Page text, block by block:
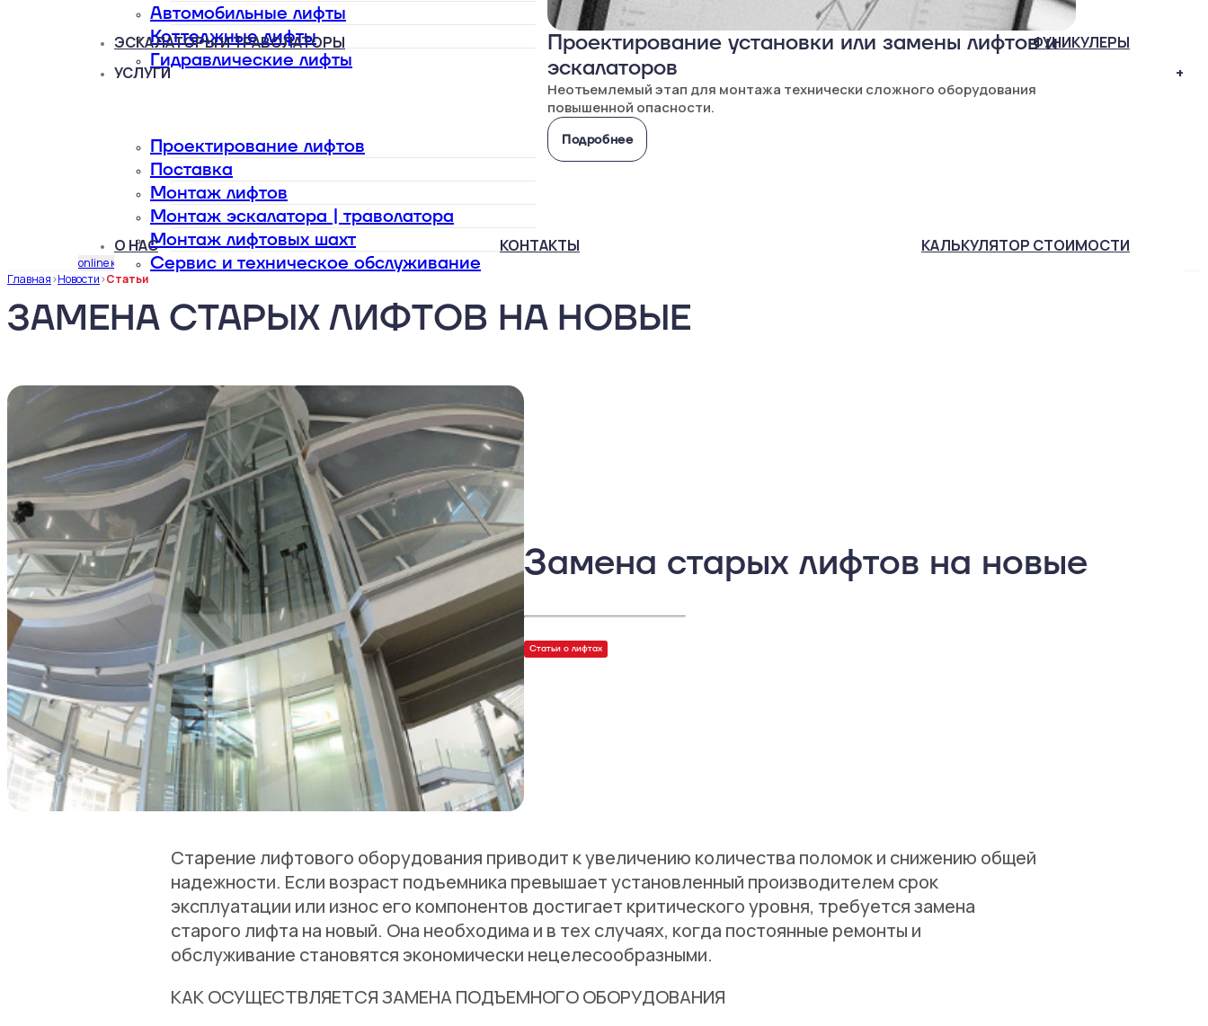
Проектирование установки или замены лифтов и
эскалаторов
Неотъемлемый этап для монтажа технически сложного оборудования
повышенной опасности.
Подробнее
Автомобильные лифты
Коттеджные лифты
Гидравлические лифты
ЭСКАЛАТОРЫ И ТРАВОЛАТОРЫ
ФУНИКУЛЕРЫ
УСЛУГИ
+
Проектирование лифтов
Поставка
Монтаж лифтов
Монтаж эскалатора | траволатора
Монтаж лифтовых шахт
Сервис и техническое обслуживание
О НАС КОНТАКТЫ КАЛЬКУЛЯТОР СТОИМОСТИ
online калькулятор
Главная>Новости>Статьи
ЗАМЕНА СТАРЫХ ЛИФТОВ НА НОВЫЕ
Замена старых лифтов на новые
Статьи о лифтах
Старение лифтового оборудования приводит к увеличению количества поломок и снижению общей
надежности. Если возраст подъемника превышает установленный производителем срок
эксплуатации или износ его компонентов достигает критического уровня, требуется замена
старого лифта на новый. Она необходима и в тех случаях, когда постоянные ремонты и
обслуживание становятся экономически нецелесообразными.
КАК ОСУЩЕСТВЛЯЕТСЯ ЗАМЕНА ПОДЪЕМНОГО ОБОРУДОВАНИЯ